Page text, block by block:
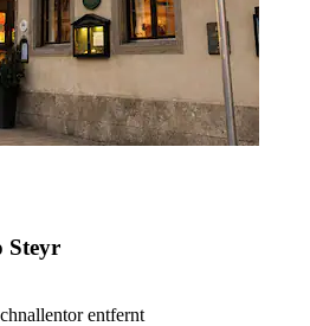
Steyr
entfernt